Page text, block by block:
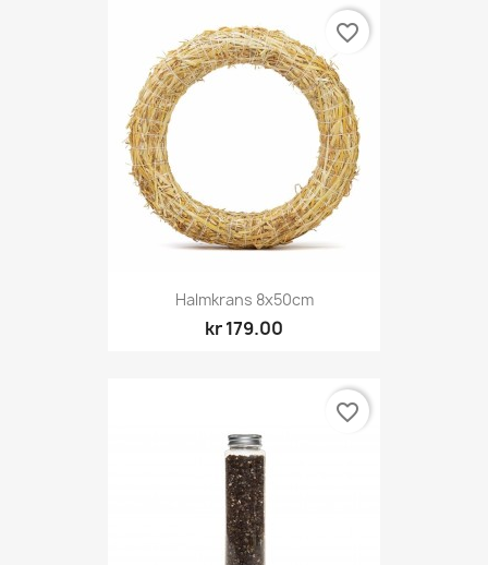
Halmkrans 8x50cm
kr 179.00
favorite_border
favorite_border